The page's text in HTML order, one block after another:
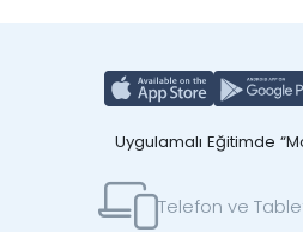
Uygulamalı Eğitimde
Telefon ve